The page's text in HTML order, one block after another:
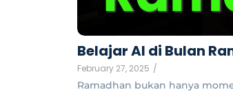
Belajar AI di Bulan
February 27, 2025 /
Ramadhan bukan hanya